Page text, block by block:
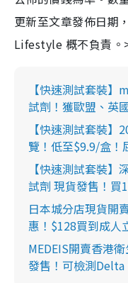
更新至文章發佈日期
Lifestyle 概不負責。
【快速測試套裝
試劑！獲歐盟、英
【快速測試套裝
覽！低至$9.9/盒
【快速測試套裝
試劑 現貨發售！買
日本城分店現貨開
惠！$128買到成人
MEDEIS開賣香港
發售！可檢測